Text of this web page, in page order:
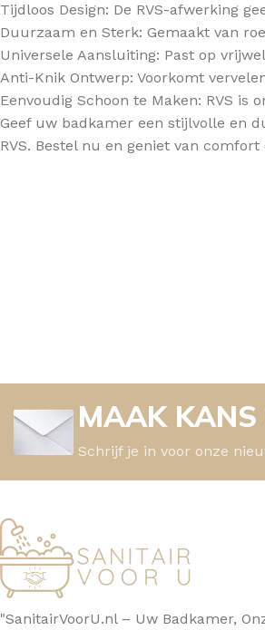
Tijdloos Design: De RVS-afwerking
Duurzaam en Sterk: Gemaakt van
Universele Aansluiting: Past op
Anti-Knik Ontwerp: Voorkomt
Eenvoudig Schoon te Maken: RVS
Geef uw badkamer een stijlvolle en
RVS. Bestel nu en geniet van
MAAK KANS
Schrijf je in voor onze
"SanitairVoorU.nl – Uw Badkamer,